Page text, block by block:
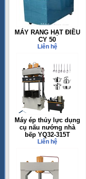
MÁY RANG HẠT ĐIỀU
CY 50
Liên hệ
Máy ép thủy lực dụng
cụ nấu nướng nhà
bếp YQ32-315T
Liên hệ